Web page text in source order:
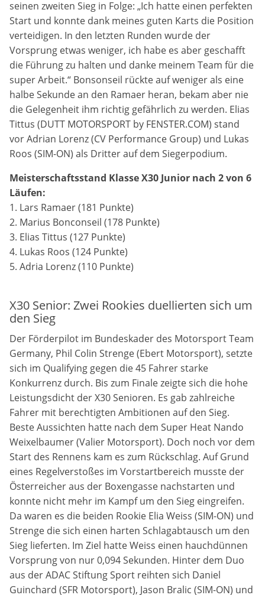
seinen zweiten Sieg in Folge: „Ich hatte einen perfekten
Start und konnte dank meines guten Karts die Position
verteidigen. In den letzten Runden wurde der
Vorsprung etwas weniger, ich habe es aber geschafft
die Führung zu halten und danke meinem Team für die
super Arbeit.“ Bonsonseil rückte auf weniger als eine
halbe Sekunde an den Ramaer heran, bekam aber nie
die Gelegenheit ihm richtig gefährlich zu werden. Elias
Tittus (DUTT MOTORSPORT by FENSTER.COM) stand
vor Adrian Lorenz (CV Performance Group) und Lukas
Roos (SIM-ON) als Dritter auf dem Siegerpodium.
Meisterschaftsstand Klasse X30 Junior nach 2 von 6
Läufen:
1. Lars Ramaer (181 Punkte)
2. Marius Bonconseil (178 Punkte)
3. Elias Tittus (127 Punkte)
4. Lukas Roos (124 Punkte)
5. Adria Lorenz (110 Punkte)
X30 Senior: Zwei Rookies duellierten sich um
den Sieg
Der Förderpilot im Bundeskader des Motorsport Team
Germany, Phil Colin Strenge (Ebert Motorsport), setzte
sich im Qualifying gegen die 45 Fahrer starke
Konkurrenz durch. Bis zum Finale zeigte sich die hohe
Leistungsdicht der X30 Senioren. Es gab zahlreiche
Fahrer mit berechtigten Ambitionen auf den Sieg.
Beste Aussichten hatte nach dem Super Heat Nando
Weixelbaumer (Valier Motorsport). Doch noch vor dem
Start des Rennens kam es zum Rückschlag. Auf Grund
eines Regelverstoßes im Vorstartbereich musste der
Österreicher aus der Boxengasse nachstarten und
konnte nicht mehr im Kampf um den Sieg eingreifen.
Da waren es die beiden Rookie Elia Weiss (SIM-ON) und
Strenge die sich einen harten Schlagabtausch um den
Sieg lieferten. Im Ziel hatte Weiss einen hauchdünnen
Vorsprung von nur 0,094 Sekunden. Hinter dem Duo
aus der ADAC Stiftung Sport reihten sich Daniel
Guinchard (SFR Motorsport), Jason Bralic (SIM-ON) und